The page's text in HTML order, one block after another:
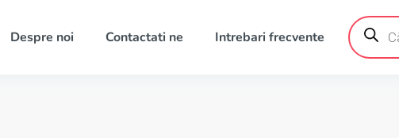
Despre noi Contactati ne Intrebari frecvente
Products
search